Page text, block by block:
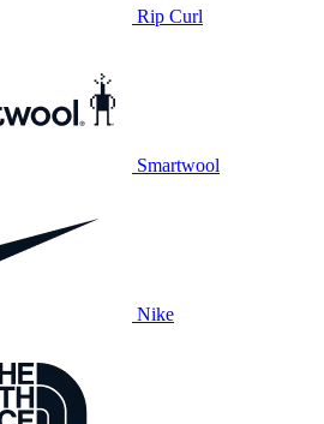
Rip Curl
Smartwool
Nike